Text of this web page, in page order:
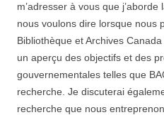
m’adresser à vous que j’aborde
nous voulons dire lorsque nous
Bibliothèque et Archives
un aperçu des objectifs et des
gouvernementales telles que
recherche. Je discuterai
recherche que nous